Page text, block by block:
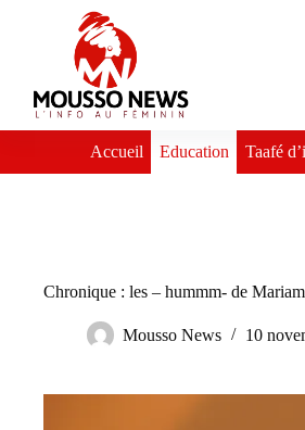
Accueil Education Taafé
Chronique : les – hummm- de
Mousso News 10